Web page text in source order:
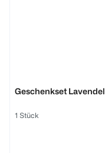
Geschenkset Lavendel
1 Stück